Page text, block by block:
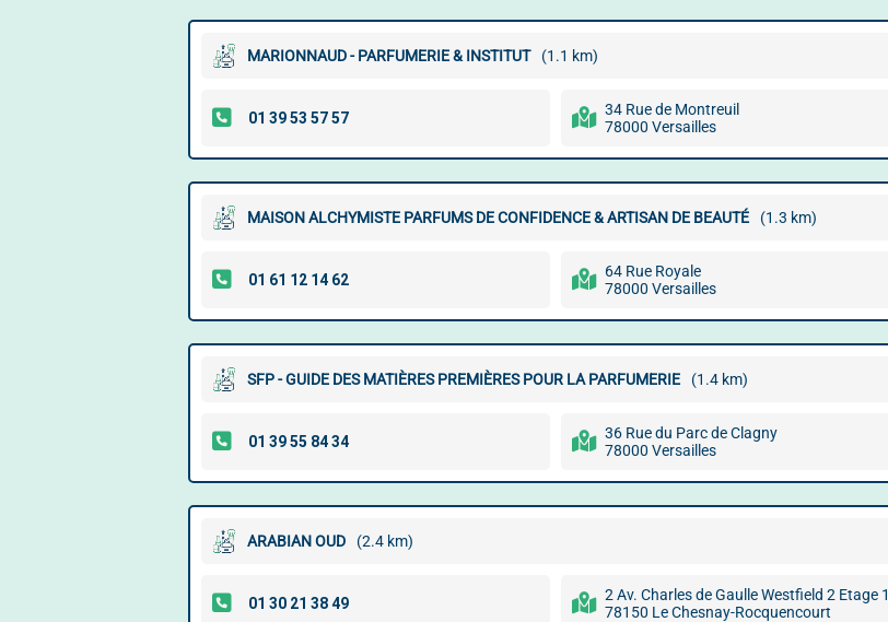
MARIONNAUD - PARFUMERIE & INSTITUT (1.1 km)
34 Rue de Montreuil
78000 Versailles
MAISON ALCHYMISTE PARFUMS DE CONFIDENCE & ARTISAN DE BEAUTÉ (1.3 km)
64 Rue Royale
78000 Versailles
SFP - GUIDE DES MATIÈRES PREMIÈRES POUR LA PARFUMERIE (1.4 km)
36 Rue du Parc de Clagny
78000 Versailles
ARABIAN OUD (2.4 km)
2 Av. Charles de Gaulle Westfield 2 Etage 1
78150 Le Chesnay-Rocquencourt